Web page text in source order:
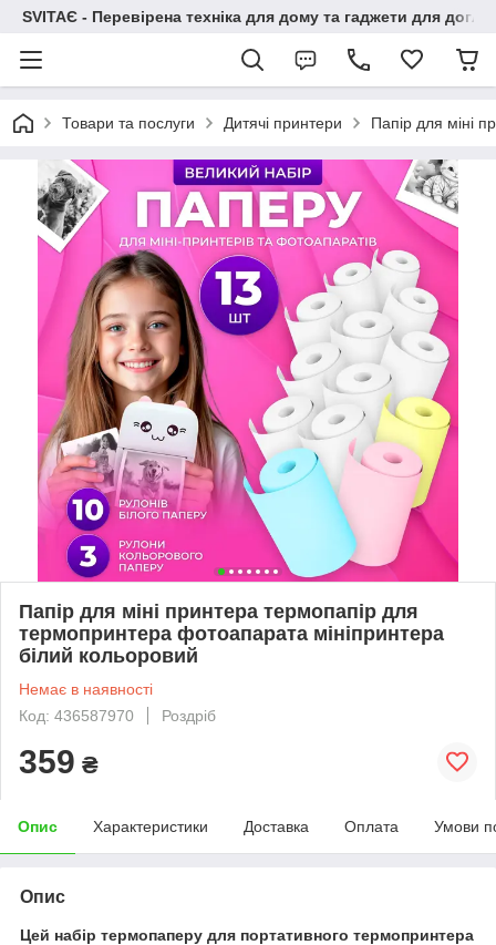
SVITAЄ - Перевірена техніка для дому та гаджети для
Товари та послуги Дитячі принтери Папір для міні
Папір для міні принтера термопапір для
термопринтера фотоапарата мініпринтера
білий кольоровий
Немає в наявності
Код: 436587970
Роздріб
359 ₴
Опис Характеристики Доставка Оплата Умови
Опис
Цей набір термопаперу для портативного термопринтера